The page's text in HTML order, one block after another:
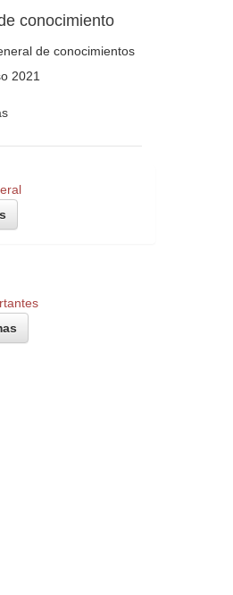
conocimiento
de conocimientos
2021